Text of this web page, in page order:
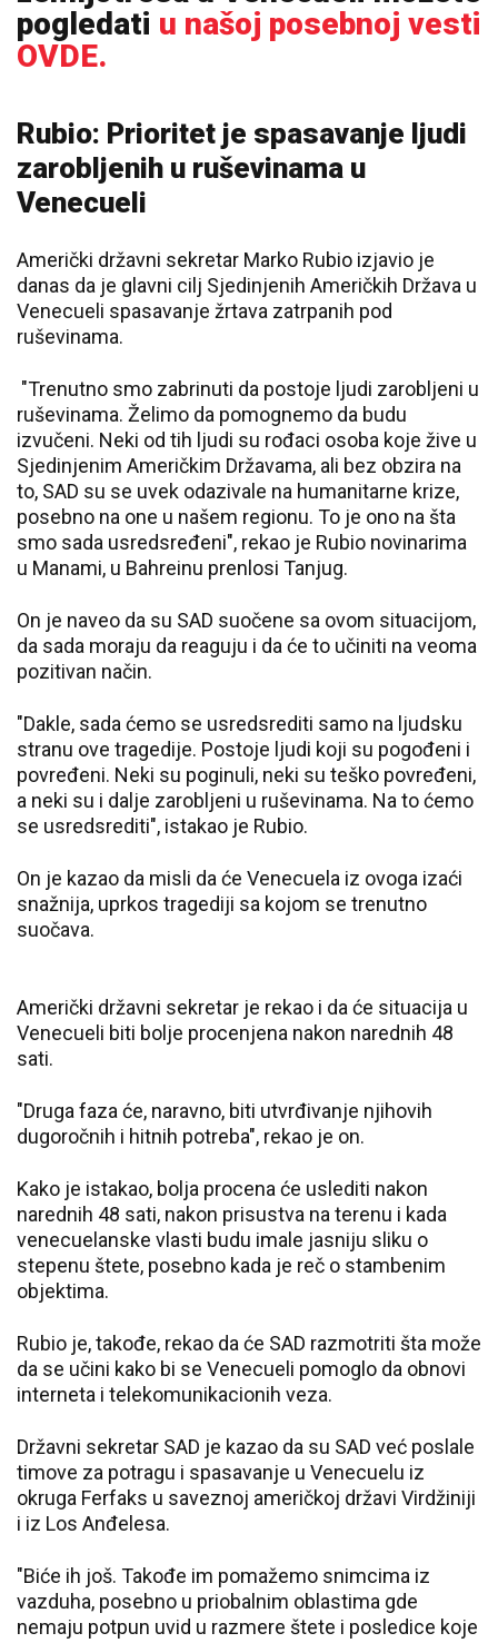
pogledati u našoj posebnoj vesti
OVDE.
Rubio: Prioritet je spasavanje ljudi
zarobljenih u ruševinama u
Venecueli
Američki državni sekretar Marko Rubio izjavio je
danas da je glavni cilj Sjedinjenih Američkih Država u
Venecueli spasavanje žrtava zatrpanih pod
ruševinama.
"Trenutno smo zabrinuti da postoje ljudi zarobljeni u
ruševinama. Želimo da pomognemo da budu
izvučeni. Neki od tih ljudi su rođaci osoba koje žive u
Sjedinjenim Američkim Državama, ali bez obzira na
to, SAD su se uvek odazivale na humanitarne krize,
posebno na one u našem regionu. To je ono na šta
smo sada usredsređeni", rekao je Rubio novinarima
u Manami, u Bahreinu prenlosi Tanjug.
On je naveo da su SAD suočene sa ovom situacijom,
da sada moraju da reaguju i da će to učiniti na veoma
pozitivan način.
"Dakle, sada ćemo se usredsrediti samo na ljudsku
stranu ove tragedije. Postoje ljudi koji su pogođeni i
povređeni. Neki su poginuli, neki su teško povređeni,
a neki su i dalje zarobljeni u ruševinama. Na to ćemo
se usredsrediti", istakao je Rubio.
On je kazao da misli da će Venecuela iz ovoga izaći
snažnija, uprkos tragediji sa kojom se trenutno
suočava.
Američki državni sekretar je rekao i da će situacija u
Venecueli biti bolje procenjena nakon narednih 48
sati.
"Druga faza će, naravno, biti utvrđivanje njihovih
dugoročnih i hitnih potreba", rekao je on.
Kako je istakao, bolja procena će uslediti nakon
narednih 48 sati, nakon prisustva na terenu i kada
venecuelanske vlasti budu imale jasniju sliku o
stepenu štete, posebno kada je reč o stambenim
objektima.
Rubio je, takođe, rekao da će SAD razmotriti šta može
da se učini kako bi se Venecueli pomoglo da obnovi
interneta i telekomunikacionih veza.
Državni sekretar SAD je kazao da su SAD već poslale
timove za potragu i spasavanje u Venecuelu iz
okruga Ferfaks u saveznoj američkoj državi Virdžiniji
i iz Los Anđelesa.
"Biće ih još. Takođe im pomažemo snimcima iz
vazduha, posebno u priobalnim oblastima gde
nemaju potpun uvid u razmere štete i posledice koje